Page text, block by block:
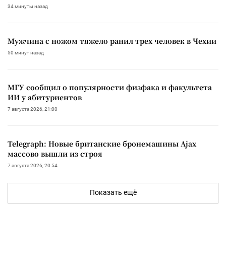
34 минуты назад
Мужчина с ножом тяжело ранил трех человек в Чехии
50 минут назад
МГУ сообщил о популярности физфака и факультета
ИИ у абитуриентов
7 августа 2026, 21:00
Telegraph: Новые британские бронемашины Ajax
массово вышли из строя
7 августа 2026, 20:54
Показать ещё